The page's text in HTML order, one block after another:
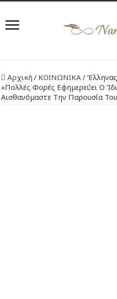
Αρχική / ΚΟΙΝΩΝΙΚΑ/
«Πολλές Φορές Εφημερεύει Ο
Αισθανόμαστε Την Παρουσία